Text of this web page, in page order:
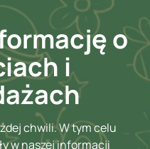
o
i
chwili. W tym celu
w naszej informacji